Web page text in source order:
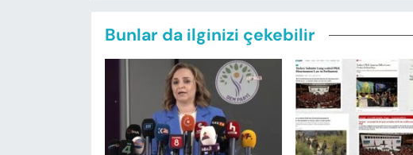
Bunlar da ilginizi çekebilir